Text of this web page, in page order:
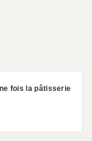
fois la pâtisserie